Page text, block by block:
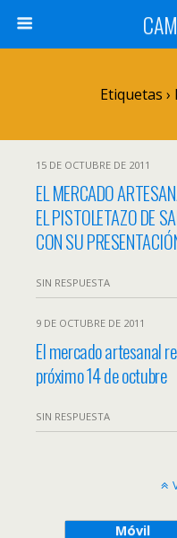
Etiquetas
15 DE OCTUBRE DE 2011
EL MERCADO
EL PISTOLETAZO DE
CON SU
SIN RESPUESTA
9 DE OCTUBRE DE 2011
El mercado artesanal
próximo 14 de octubre
SIN RESPUESTA
Móvil